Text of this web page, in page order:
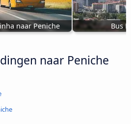
naar Peniche Bus
naar Peniche